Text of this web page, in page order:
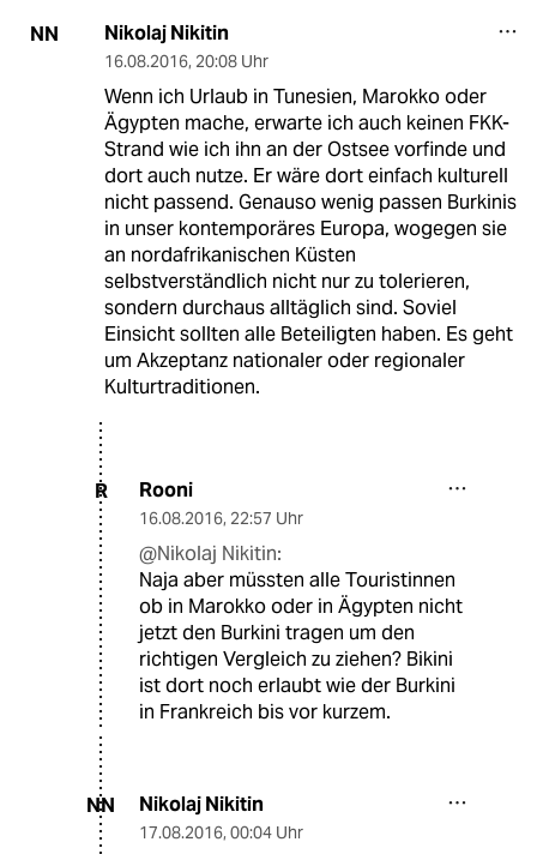
NN Nikolaj Nikitin
16.08.2016, 20:08 Uhr
Wenn ich Urlaub in Tunesien, Marokko oder
Ägypten mache, erwarte ich auch keinen FKK-
Strand wie ich ihn an der Ostsee vorfinde und
dort auch nutze. Er wäre dort einfach kulturell
nicht passend. Genauso wenig passen Burkinis
in unser kontemporäres Europa, wogegen sie
an nordafrikanischen Küsten
selbstverständlich nicht nur zu tolerieren,
sondern durchaus alltäglich sind. Soviel
Einsicht sollten alle Beteiligten haben. Es geht
um Akzeptanz nationaler oder regionaler
Kulturtraditionen.
R Rooni
16.08.2016, 22:57 Uhr
@Nikolaj Nikitin:
Naja aber müssten alle Touristinnen
ob in Marokko oder in Ägypten nicht
jetzt den Burkini tragen um den
richtigen Vergleich zu ziehen? Bikini
ist dort noch erlaubt wie der Burkini
in Frankreich bis vor kurzem.
NN Nikolaj Nikitin
17.08.2016, 00:04 Uhr